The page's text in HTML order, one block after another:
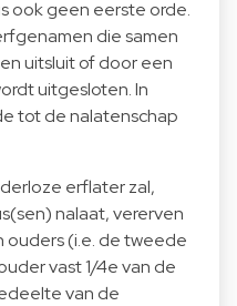
ook geen eerste orde.
die samen
uitsluit of door een
uitgesloten. In
tot de nalatenschap
erflater zal,
nalaat, vererven
ouders (i.e. de tweede
vast 1/4e van de
van de